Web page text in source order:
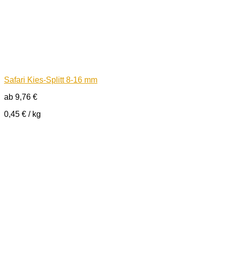
Safari Kies-Splitt 8-16 mm
ab 9,76 €
0,45 € / kg